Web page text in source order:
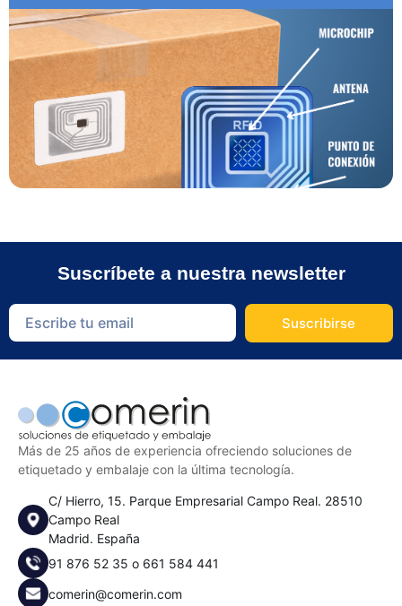
Suscríbete a nuestra newsletter
Suscribirse
Más de 25 años de experiencia ofreciendo soluciones de
etiquetado y embalaje con la última tecnología.
C/ Hierro, 15. Parque Empresarial Campo Real. 28510
Campo Real
Madrid. España
91 876 52 35 o 661 584 441
comerin@comerin.com